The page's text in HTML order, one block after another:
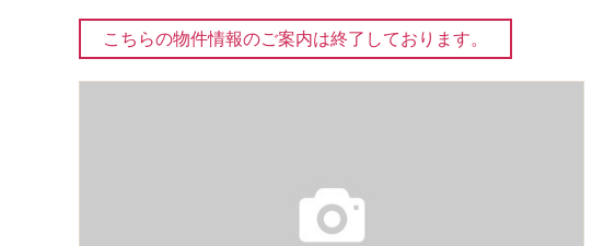
こちらの物件情報のご案内は終了しております。